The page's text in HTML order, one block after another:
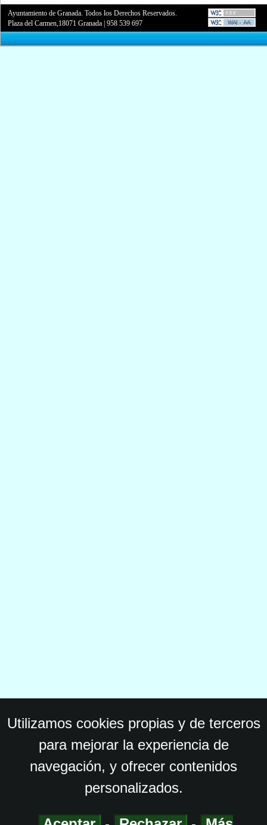
Ayuntamiento de Granada. Todos los Derechos Reservados.
Plaza del Carmen,18071 Granada |958 539 697
Utilizamos cookies propias y de terceros
para mejorar la experiencia de
navegación, y ofrecer contenidos
personalizados.